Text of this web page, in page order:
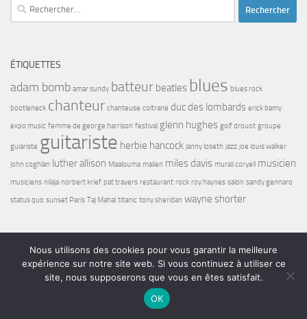
Rechercher :
ÉTIQUETTES
adam bomb amar sundy batteur beatles blues blues rock
bootleneck chanteur chanteuse coltrane duc des lombards erick bamy
expo music femme de george harrison festival glenn hughes golf drouot groupe
guiariste guitariste herbie hancock janny loseth jazz joe louis walker
john coghlan luther allison Maalouma malien miles davis murali coryell musicien
musiciens nilaja norbert krief pat travers restaurant rock roy haynes salon sandy gennaro
status quo sunset Paris Taj Mahal titanic tony sheridan wayne shorter
Bel7 Infos © 2026. Tous droits réservés.
- Conçu par
Nous utilisons des cookies pour vous garantir la meilleure
expérience sur notre site web. Si vous continuez à utiliser ce
site, nous supposerons que vous en êtes satisfait.
OK